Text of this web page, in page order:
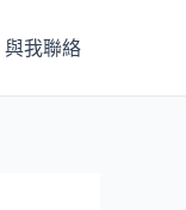
與我聯絡